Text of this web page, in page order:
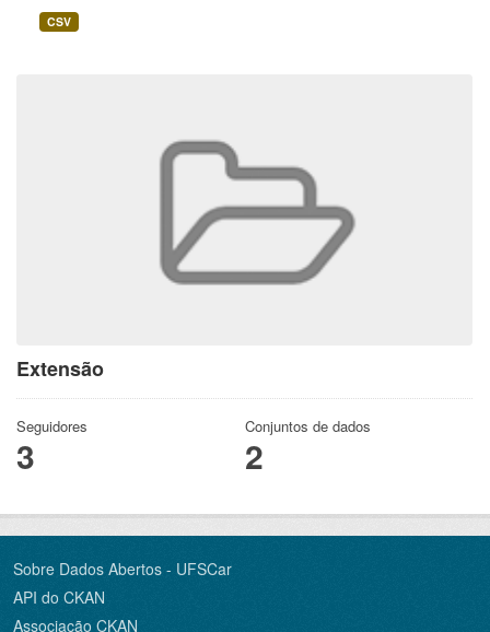
Extensão
Seguidores
3
Conjuntos de dados
2
CSV
Sobre Dados Abertos - UFSCar
API do CKAN
Associação CKAN